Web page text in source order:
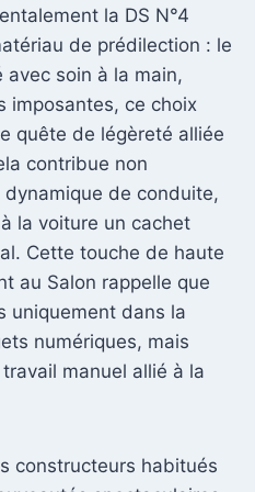
la DS N°4
de prédilection : le
soin à la main,
imposantes, ce choix
quête de légèreté alliée
contribue non
de conduite,
la voiture un cachet
Cette touche de haute
au Salon rappelle que
uniquement dans la
numériques, mais
manuel allié à la
constructeurs habitués